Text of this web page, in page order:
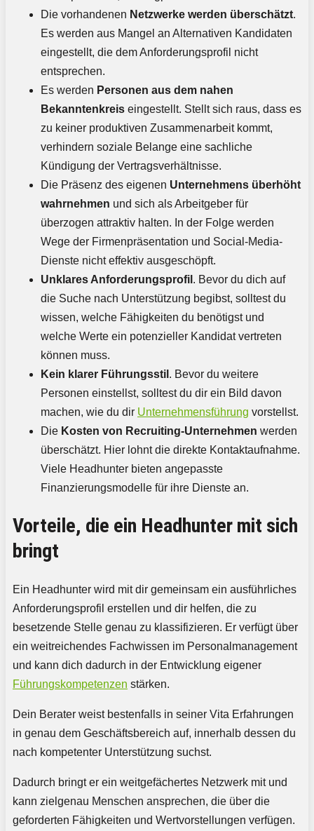
Die vorhandenen Netzwerke werden überschätzt.
Es werden aus Mangel an Alternativen Kandidaten
eingestellt, die dem Anforderungsprofil nicht
entsprechen.
Es werden Personen aus dem nahen
Bekanntenkreis eingestellt. Stellt sich raus, dass es
zu keiner produktiven Zusammenarbeit kommt,
verhindern soziale Belange eine sachliche
Kündigung der Vertragsverhältnisse.
Die Präsenz des eigenen Unternehmens überhöht
wahrnehmen und sich als Arbeitgeber für
überzogen attraktiv halten. In der Folge werden
Wege der Firmenpräsentation und Social-Media-
Dienste nicht effektiv ausgeschöpft.
Unklares Anforderungsprofil . Bevor du dich auf
die Suche nach Unterstützung begibst, solltest du
wissen, welche Fähigkeiten du benötigst und
welche Werte ein potenzieller Kandidat vertreten
können muss.
Kein klarer Führungsstil . Bevor du weitere
Personen einstellst, solltest du dir ein Bild davon
machen, wie du dir Unternehmensführung vorstellst.
Die Kosten von Recruiting-Unternehmen werden
überschätzt. Hier lohnt die direkte Kontaktaufnahme.
Viele Headhunter bieten angepasste
Finanzierungsmodelle für ihre Dienste an.
Vorteile, die ein Headhunter mit sich
bringt
Ein Headhunter wird mit dir gemeinsam ein ausführliches
Anforderungsprofil erstellen und dir helfen, die zu
besetzende Stelle genau zu klassifizieren. Er verfügt über
ein weitreichendes Fachwissen im Personalmanagement
und kann dich dadurch in der Entwicklung eigener
Führungskompetenzen stärken.
Dein Berater weist bestenfalls in seiner Vita Erfahrungen
in genau dem Geschäftsbereich auf, innerhalb dessen du
nach kompetenter Unterstützung suchst.
Dadurch bringt er ein weitgefächertes Netzwerk mit und
kann zielgenau Menschen ansprechen, die über die
geforderten Fähigkeiten und Wertvorstellungen verfügen.